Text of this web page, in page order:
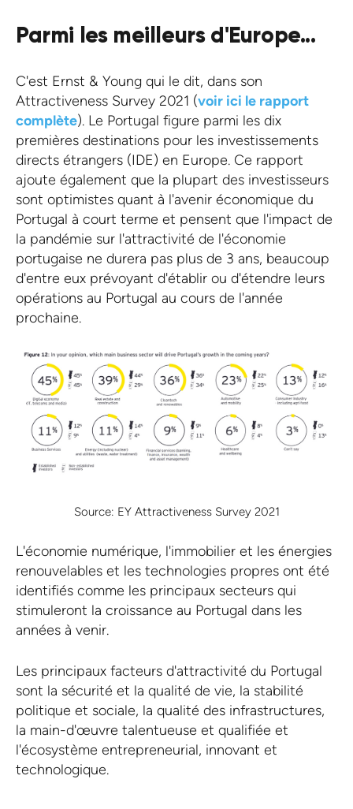
Parmi les meilleurs d'Europe...
C'est Ernst & Young qui le dit, dans son
Attractiveness Survey 2021 (voir ici le rapport
complète). Le Portugal figure parmi les dix
premières destinations pour les investissements
directs étrangers (IDE) en Europe. Ce rapport
ajoute également que la plupart des investisseurs
sont optimistes quant à l'avenir économique du
Portugal à court terme et pensent que l'impact de
la pandémie sur l'attractivité de l'économie
portugaise ne durera pas plus de 3 ans, beaucoup
d'entre eux prévoyant d'établir ou d'étendre leurs
opérations au Portugal au cours de l'année
prochaine.
Source: EY Attractiveness Survey 2021
L'économie numérique, l'immobilier et les énergies
renouvelables et les technologies propres ont été
identifiés comme les principaux secteurs qui
stimuleront la croissance au Portugal dans les
années à venir.
Les principaux facteurs d'attractivité du Portugal
sont la sécurité et la qualité de vie, la stabilité
politique et sociale, la qualité des infrastructures,
la main-d'œuvre talentueuse et qualifiée et
l'écosystème entrepreneurial, innovant et
technologique.